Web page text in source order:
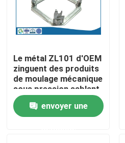
Aperçu
Produits
A propos de nous
Le métal ZL101 d'OEM
zinguent des produits
de moulage mécanique
sous pression sablant
le polissage
envoyer une